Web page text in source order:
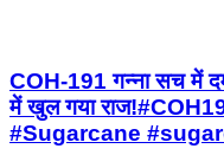
COH-191 गन्ना सच में
में खुल गया
#Sugarcane